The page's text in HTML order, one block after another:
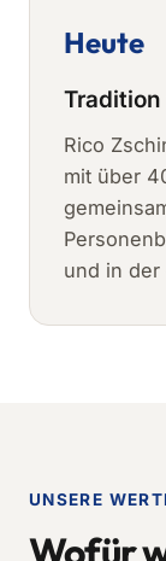
Heute
Rico
mit über
und in der
UNSERE
Wofür